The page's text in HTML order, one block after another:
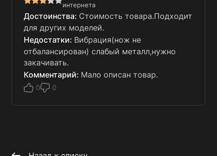
интернета
Стоимость товара.Подходит
для других моделей.
Вибрация(нож не
отбалансирован) слабый металл,нужно
закачивать.
Мало описан товар.
0 0